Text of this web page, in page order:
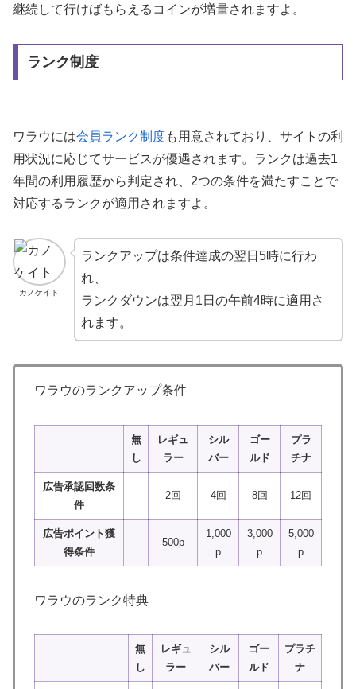
継続して行けばもらえるコインが増量されますよ。
ランク制度
ワラウには会員ランク制度 も用意されており、サイトの利
用状況に応じてサービスが優遇されます。ランクは過去1
年間の利用履歴から判定され、2つの条件を満たすことで
対応するランクが適用されますよ。
カノケイト
ランクアップは条件達成の翌日5時に行わ
れ、
ランクダウンは翌月1日の午前4時に適用さ
れます。
ワラウのランクアップ条件
無
し
レギュ
ラー
シル
バー
ゴー
ルド
プラ
チナ
広告承認回数条
件
– 2回 4回 8回 12回
広告ポイント獲
得条件
– 500p
1,000
p
3,000
p
5,000
p
ワラウのランク特典
無
し
レギュ
ラー
シル
バー
ゴー
ルド
プラチ
ナ